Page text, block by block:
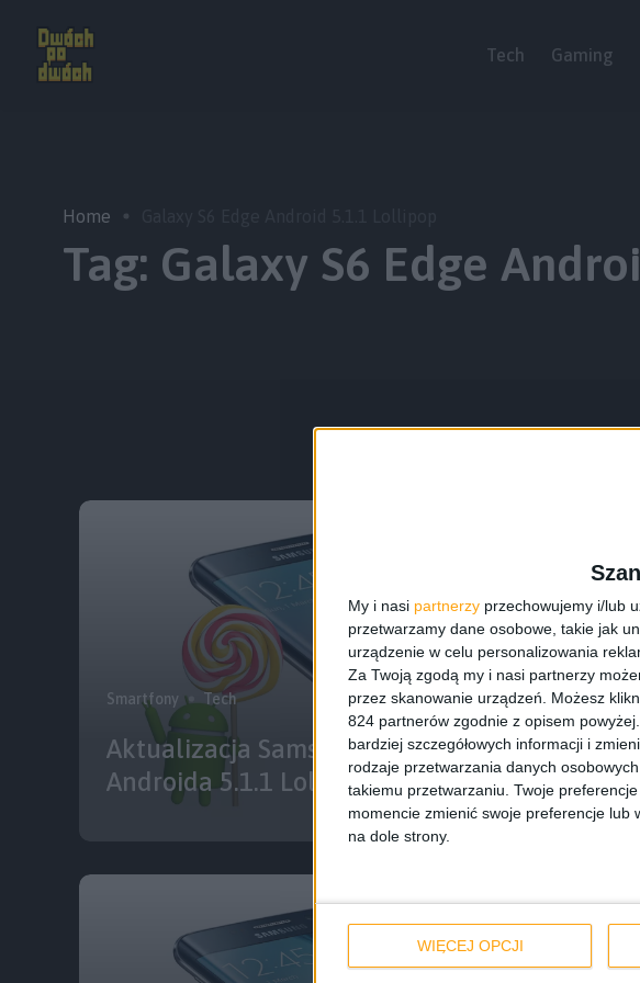
My i nasi partnerzy przechowujemy i/lub
przetwarzamy dane osobowe, takie jak
urządzenie w celu personalizowania
Za Twoją zgodą my i nasi partnerzy
przez skanowanie urządzeń. Możesz
824 partnerów zgodnie z opisem
bardziej szczegółowych informacji i
rodzaje przetwarzania danych
takiemu przetwarzaniu. Twoje
momencie zmienić swoje preferencje lub
na dole strony.
WIĘCEJ OPCJI
Tech Gaming
Home
Tag: Galaxy S6 Edge
Smartfony Tech
Aktualizacja Samsung Galaxy S6 Edge do
Androida 5.1.1 Lollipop w Polsce